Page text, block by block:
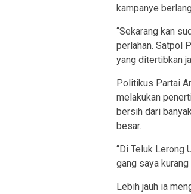
kampanye
“Sekarang kan
perlahan. Satpol
yang ditertibkan
Politikus Partai
melakukan
bersih dari
besar.
“Di Teluk Lerong
gang saya kurang
Lebih jauh ia